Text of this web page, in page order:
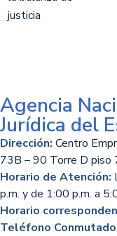
Agencia
Jurídica del
Dirección: Centro
73B – 90 Torre D piso
Horario de Atención:
p.m. y de 1:00 p.m. a
Horario
Teléfono